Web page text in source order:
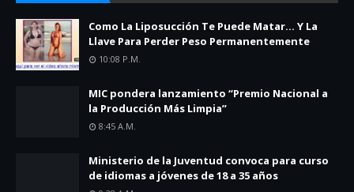
Como La Liposucción Te Puede Matar… Y La
Llave Para Perder Peso Permanentemente
10:08 P.m.
MIC pondera lanzamiento “Premio Nacional a
la Producción Más Limpia”
8:45 A.m.
Ministerio de la Juventud convoca para curso
de idiomas a jóvenes de 18 a 35 años